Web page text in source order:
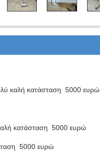
καλή κατάσταση 5000 ευρώ
κατάσταση 5000 ευρώ
5000 ευρώ